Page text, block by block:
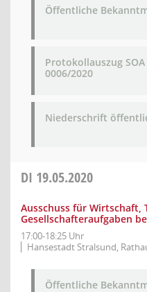
Öffentliche
Protokollauszug SOA
0006/2020
Niederschrift
DI 19.05.2020
Ausschuss für Wirtschaft,
Gesellschafteraufgaben
17:00-18:25 Uhr
Hansestadt Stralsund,
Öffentliche